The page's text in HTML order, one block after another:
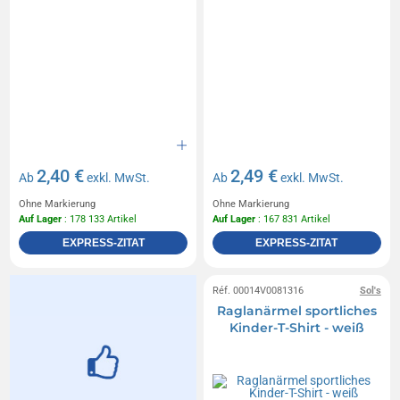
Ab2,40 €exkl. MwSt.
Ohne Markierung
Auf Lager : 178 133 Artikel
EXPRESS-ZITAT
Ab2,49 €exkl. MwSt.
Ohne Markierung
Auf Lager : 167 831 Artikel
EXPRESS-ZITAT
Sol's
Réf. 00014V0081316
Raglanärmel sportliches
Kinder-T-Shirt - weiß